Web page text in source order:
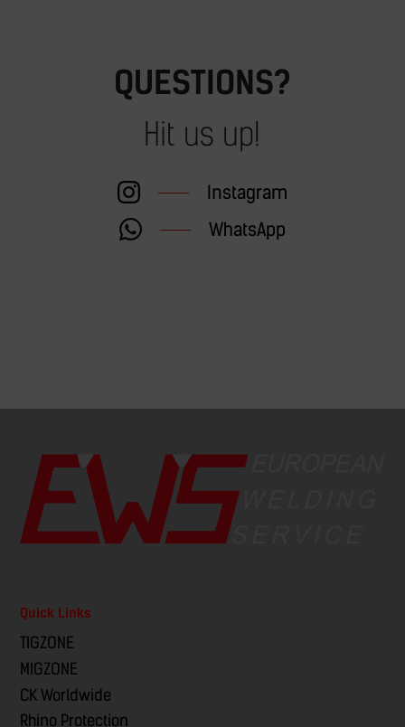
QUESTIONS?
Hit us up!
Instagram
WhatsApp
Quick Links
TIGZONE
MIGZONE
CK Worldwide
Rhino Protection